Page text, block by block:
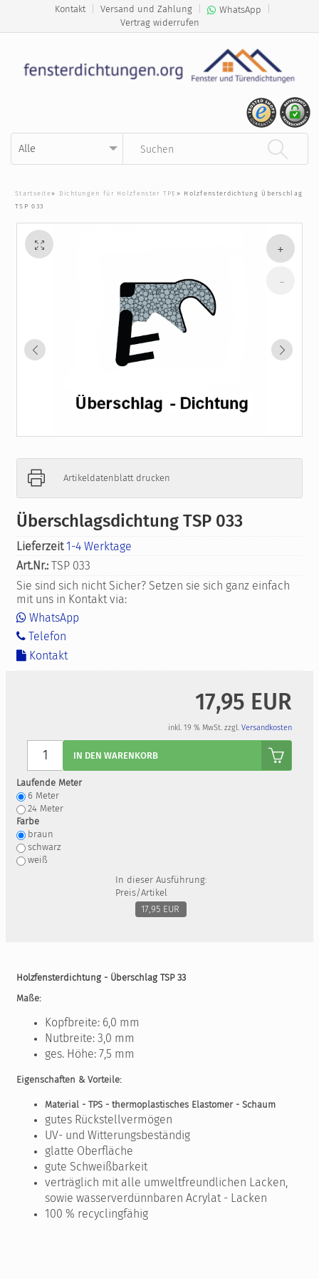
Kontakt Versand und Zahlung WhatsApp
Vertrag widerrufen
Startseite» Dichtungen für Holzfenster TPE » Holzfensterdichtung Überschlag
TSP 033
Artikeldatenblatt drucken
Überschlagsdichtung TSP 033
Lieferzeit 1-4 Werktage
Art.Nr.: TSP 033
Sie sind sich nicht Sicher? Setzen sie sich ganz einfach
mit uns in Kontakt via:
WhatsApp
Telefon
Kontakt
17,95 EUR
inkl. 19 % MwSt. zzgl. Versandkosten
IN DEN WARENKORB
Laufende Meter
6 Meter
24 Meter
Farbe
braun
schwarz
weiß
In dieser Ausführung:
Preis/Artikel
17,95 EUR
Holzfensterdichtung - Überschlag TSP 33
Maße:
Kopfbreite: 6,0 mm
Nutbreite: 3,0 mm
ges. Höhe: 7,5 mm
Eigenschaften & Vorteile:
Material - TPS - thermoplastisches Elastomer - Schaum
gutes Rückstellvermögen
UV- und Witterungsbeständig
glatte Oberfläche
gute Schweißbarkeit
verträglich mit alle umweltfreundlichen Lacken,
sowie wasserverdünnbaren Acrylat - Lacken
100 % recyclingfähig